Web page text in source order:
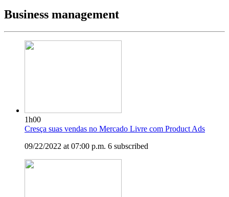
Business management
1h00
Cresça suas vendas no Mercado Livre com Product Ads
09/22/2022 at 07:00 p.m. 6 subscribed